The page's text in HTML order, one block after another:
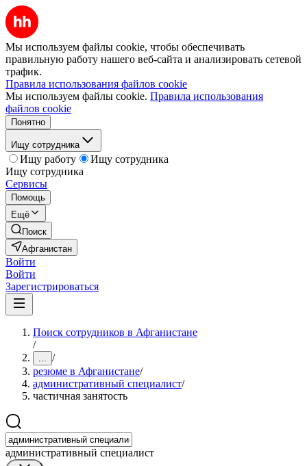
Мы используем файлы cookie, чтобы обеспечивать
правильную работу нашего веб-сайта и анализировать сетевой
трафик.
Правила использования файлов cookie
Мы используем файлы cookie. Правила использования
файлов cookie
Понятно
Ищу сотрудника
Ищу работу
Ищу сотрудника
Ищу сотрудника
Сервисы
Помощь
Ещё
Поиск
Афганистан
Войти
Войти
Зарегистрироваться
Поиск сотрудников в Афганистане
/
... /
резюме в Афганистане/
административный специалист/
частичная занятость
административный специалист